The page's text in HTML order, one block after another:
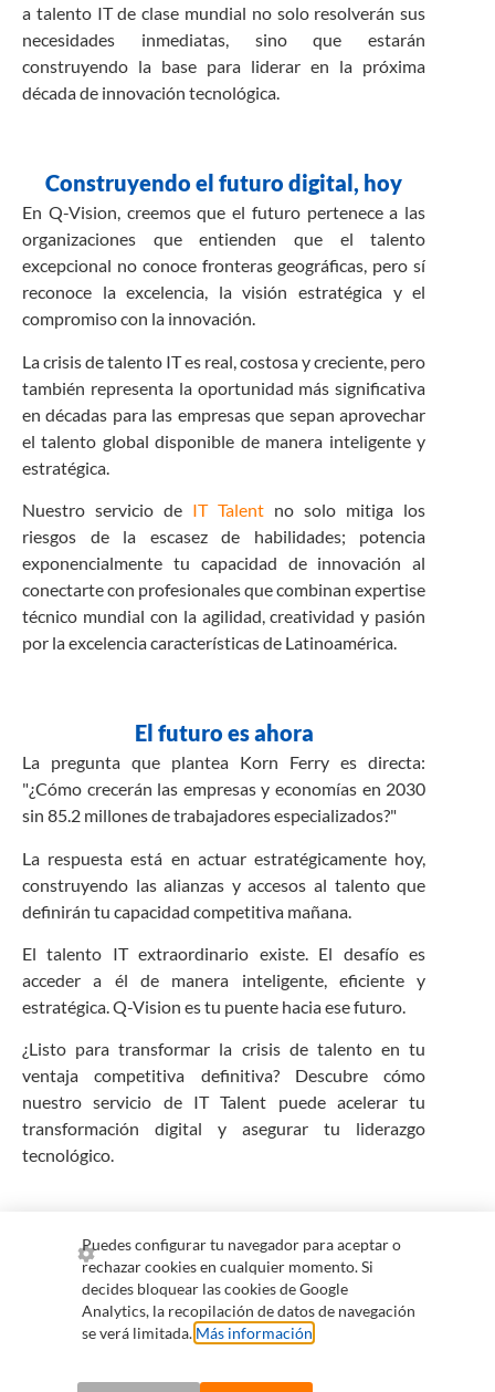
a talento IT de clase mundial no solo resolverán sus
necesidades inmediatas, sino que estarán
construyendo la base para liderar en la próxima
década de innovación tecnológica.
Construyendo el futuro digital, hoy
En Q-Vision, creemos que el futuro pertenece a las
organizaciones que entienden que el talento
excepcional no conoce fronteras geográficas, pero sí
reconoce la excelencia, la visión estratégica y el
compromiso con la innovación.
La crisis de talento IT es real, costosa y creciente, pero
también representa la oportunidad más significativa
en décadas para las empresas que sepan aprovechar
el talento global disponible de manera inteligente y
estratégica.
Nuestro servicio de IT Talent no solo mitiga los
riesgos de la escasez de habilidades; potencia
exponencialmente tu capacidad de innovación al
conectarte con profesionales que combinan expertise
técnico mundial con la agilidad, creatividad y pasión
por la excelencia características de Latinoamérica.
El futuro es ahora
La pregunta que plantea Korn Ferry es directa:
"¿Cómo crecerán las empresas y economías en 2030
sin 85.2 millones de trabajadores especializados?"
La respuesta está en actuar estratégicamente hoy,
construyendo las alianzas y accesos al talento que
definirán tu capacidad competitiva mañana.
El talento IT extraordinario existe. El desafío es
acceder a él de manera inteligente, eficiente y
estratégica. Q-Vision es tu puente hacia ese futuro.
¿Listo para transformar la crisis de talento en tu
ventaja competitiva definitiva? Descubre cómo
nuestro servicio de IT Talent puede acelerar tu
transformación digital y asegurar tu liderazgo
tecnológico.
+57 300 255 0265
comercial@qvision.us
servicioalcliente@qvision.us
Información para colaboradores
información personal
Puedes configurar tu navegador para aceptar o
rechazar cookies en cualquier momento. Si
decides bloquear las cookies de Google
Analytics, la recopilación de datos de navegación
se verá limitada. Más información